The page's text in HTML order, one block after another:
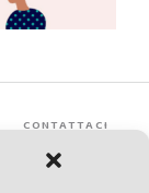
CONTATTACI